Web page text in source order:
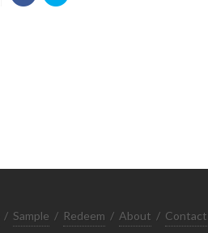
/ Sample / Redeem / About / Contact